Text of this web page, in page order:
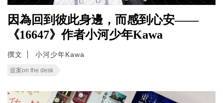
因為回到彼此身邊，而感到心安——
《16647》作者小河少年Kawa
撰文 小河少年Kawa
提案on the desk